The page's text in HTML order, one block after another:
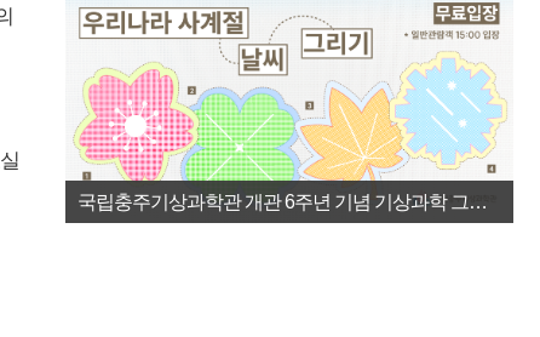
2026.06
19 채용/모집 국립한국교통대학교 산학협력단 위탁
국립충주기상과학관 신규직원 최종 합격자 공고
자세히보기 >
2026.06
02 채용/모집 국립한국교통대학교 산학협력단 위탁
국립충주기상과학관 직원 채용 공고
국립충주기상과학관 개관 6주년 기념 기상과학 그림대회: 우리나라 사계절 날씨 그리기